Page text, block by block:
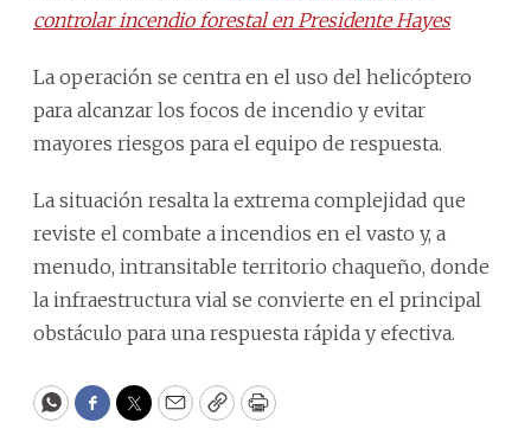
controlar incendio forestal en Presidente Hayes
La operación se centra en el uso del helicóptero
para alcanzar los focos de incendio y evitar
mayores riesgos para el equipo de respuesta.
La situación resalta la extrema complejidad que
reviste el combate a incendios en el vasto y, a
menudo, intransitable territorio chaqueño, donde
la infraestructura vial se convierte en el principal
obstáculo para una respuesta rápida y efectiva.
WhatsApp
Facebook
Twitter
EmailCopyPrint